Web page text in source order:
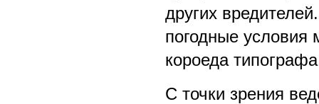
других
погодные условия
короеда
С точки зрения